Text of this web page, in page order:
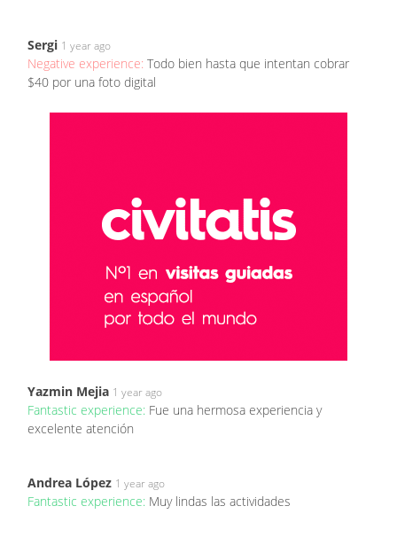
Sergi 1 year ago
Negative experience: Todo bien hasta que intentan cobrar
$40 por una foto digital
Yazmin Mejia 1 year ago
Fantastic experience: Fue una hermosa experiencia y
excelente atención
Andrea López 1 year ago
Fantastic experience: Muy lindas las actividades